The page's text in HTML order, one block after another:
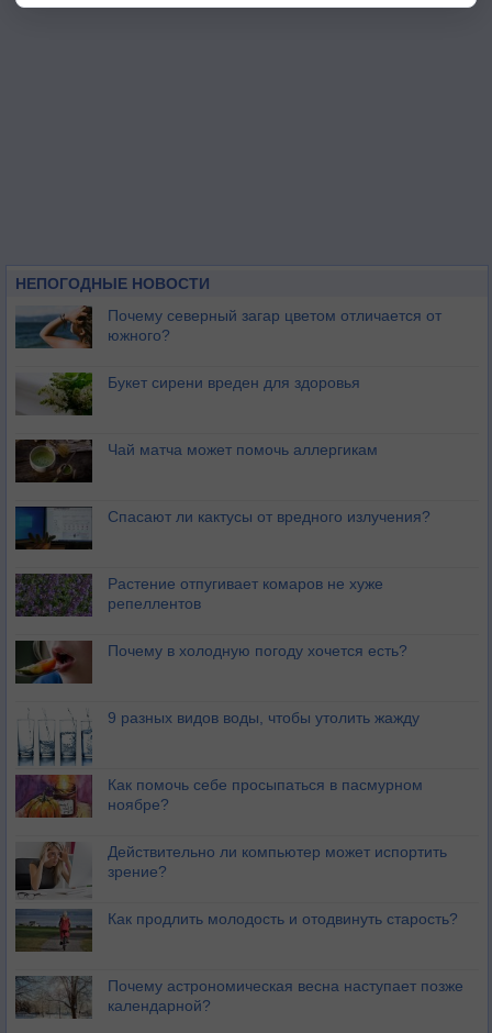
НЕПОГОДНЫЕ НОВОСТИ
Почему северный загар цветом отличается от
южного?
Букет сирени вреден для здоровья
Чай матча может помочь аллергикам
Спасают ли кактусы от вредного излучения?
Растение отпугивает комаров не хуже
репеллентов
Почему в холодную погоду хочется есть?
9 разных видов воды, чтобы утолить жажду
Как помочь себе просыпаться в пасмурном
ноябре?
Действительно ли компьютер может испортить
зрение?
Как продлить молодость и отодвинуть старость?
Почему астрономическая весна наступает позже
календарной?